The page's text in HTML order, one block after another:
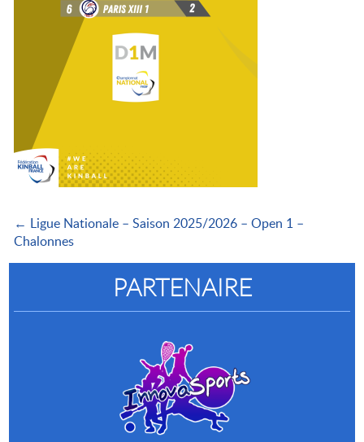
← Ligue Nationale – Saison 2025/2026 – Open 1 –
Chalonnes
PARTENAIRE